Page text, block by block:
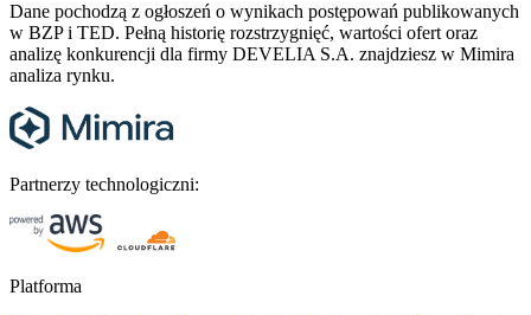
Dane pochodzą z ogłoszeń o wynikach postępowań publikowanych
w BZP i TED. Pełną historię rozstrzygnięć, wartości ofert oraz
analizę konkurencji dla firmy DEVELIA S.A. znajdziesz w Mimira
analiza rynku.
Partnerzy technologiczni:
Platforma